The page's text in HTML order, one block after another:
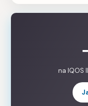
na IQOS